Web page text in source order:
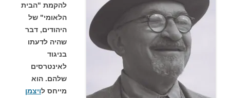
להקמת "הבית
הלאומי" של
היהודים, דבר
שהיה לדעתו
בניגוד
לאינטרסים
שלהם. הוא
מייחס ל ויצמן